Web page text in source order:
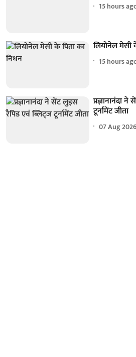
15 hours
लियोनेल मेसी
15 hours
प्रज्ञानानंदा
टूर्नामेंट जीता
07 Aug 2026